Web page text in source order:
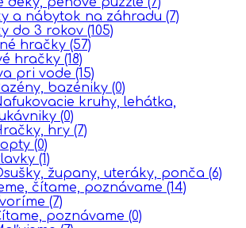
a nábytok na záhradu (7)
do 3 rokov (105)
hračky (57)
hračky (18)
pri vode (15)
bazéniky (0)
kruhy, lehátka,
(0)
hry (7)
(0)
(1)
župany, uteráky, ponča (6)
čítame, poznávame (14)
(7)
poznávame (0)